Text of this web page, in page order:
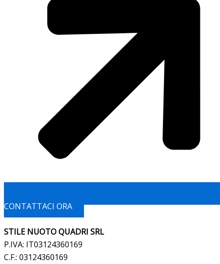
CONTATTACI ORA
STILE NUOTO QUADRI SRL
P.IVA: IT03124360169
C.F.: 03124360169